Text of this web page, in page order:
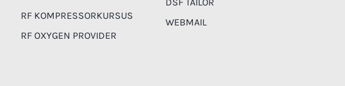
RF KOMPRESSORKURSUS
RF OXYGEN PROVIDER
WEBMAIL